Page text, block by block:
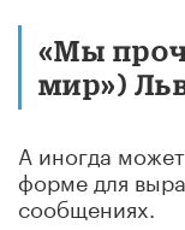
«Мы
мир»)
А иногда
форме для
сообщениях.